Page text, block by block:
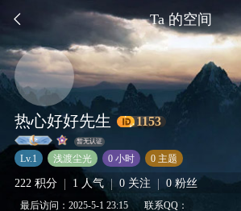
 Ta 的空间
热心好好先生 1153
暂无认证
Lv.1 浅渡尘光 0 小时 0 主题
222 积分 | 1 人气 | 0 关注 | 0 粉丝
最后访问：2025-5-1 23:15 联系QQ：